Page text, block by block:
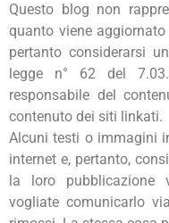
Questo blog non
quanto viene
pertanto considerarsi
legge n° 62 del
responsabile del
contenuto dei siti linkati.
Alcuni testi o immagini
internet e, pertanto,
la loro pubblicazione
vogliate comunicarlo